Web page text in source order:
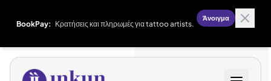
BookPay: Κρατήσεις και πληρωμές για tattoo artists.
Άνοιγμα